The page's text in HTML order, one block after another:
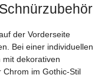
der Vorderseite
Bei einer individuellen
dekorativen
Chrom im Gothic-Stil